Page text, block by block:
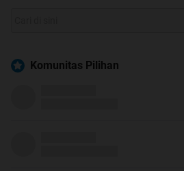
Komunitas Pilihan